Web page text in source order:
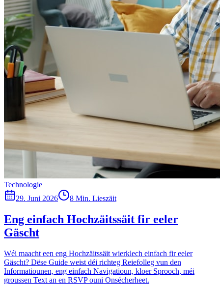
Technologie
29. Juni 2026
8 Min. Lieszäit
Eng einfach Hochzäitssäit fir eeler
Gäscht
Wéi maacht een eng Hochzäitssäit wierklech einfach fir eeler
Gäscht? Dëse Guide weist déi richteg Reiefolleg vun den
Informatiounen, eng einfach Navigatioun, kloer Sprooch, méi
groussen Text an en RSVP ouni Onsécherheet.